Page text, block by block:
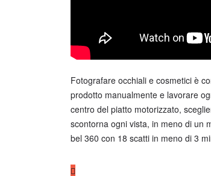
Fotografare occhiali e cosmetici è
prodotto manualmente e lavorare
centro del piatto motorizzato,
scontorna ogni vista, in meno di un
bel 360 con 18 scatti in meno di 3